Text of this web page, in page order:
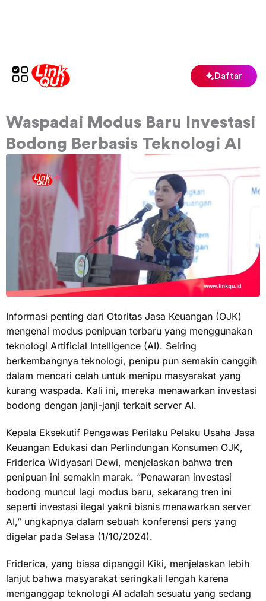
Daftar
Waspadai Modus Baru Investasi
Bodong Berbasis Teknologi AI
Informasi penting dari Otoritas Jasa Keuangan (OJK)
mengenai modus penipuan terbaru yang menggunakan
teknologi Artificial Intelligence (AI). Seiring
berkembangnya teknologi, penipu pun semakin canggih
dalam mencari celah untuk menipu masyarakat yang
kurang waspada. Kali ini, mereka menawarkan investasi
bodong dengan janji-janji terkait server AI.
Kepala Eksekutif Pengawas Perilaku Pelaku Usaha Jasa
Keuangan Edukasi dan Perlindungan Konsumen OJK,
Friderica Widyasari Dewi, menjelaskan bahwa tren
penipuan ini semakin marak. “Penawaran investasi
bodong muncul lagi modus baru, sekarang tren ini
seperti investasi ilegal yakni bisnis menawarkan server
AI,” ungkapnya dalam sebuah konferensi pers yang
digelar pada Selasa (1/10/2024).
Friderica, yang biasa dipanggil Kiki, menjelaskan lebih
lanjut bahwa masyarakat seringkali lengah karena
menganggap teknologi AI adalah sesuatu yang sedang